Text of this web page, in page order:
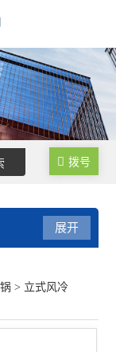
拨号
展开
> 立式风冷